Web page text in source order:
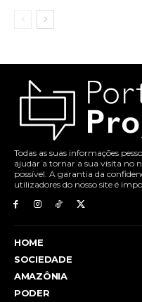
Todas as suas informações
ajudar a tornar a sua visita no
possível. A garantia da
utilizadores do nosso site é
HOME
SOCIEDADE
AMAZÔNIA
PODER